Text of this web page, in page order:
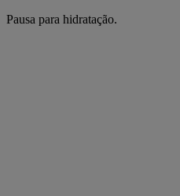
Pausa para hidratação.